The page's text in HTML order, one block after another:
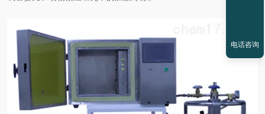
电话咨询